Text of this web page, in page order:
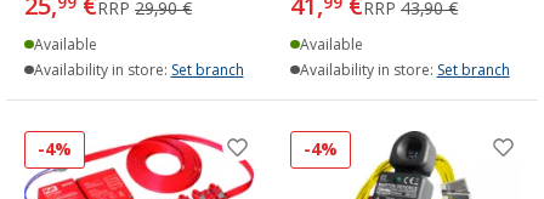
25, €RRP 29,90 €
Available
Availability in store: Set branch
41, €RRP 43,90 €
Available
Availability in store: Set branch
-4% -4%